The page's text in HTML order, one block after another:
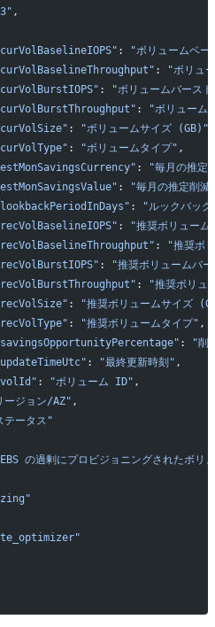
,
:
"ボリュームベ
:
"ボリュ
:
"ボリュームバース
:
"ボリューム
: "ボリュームサイズ (GB)"
: "ボリュームタイプ" ,
:
"毎月の推定
:
"毎月の推定削減
:
"ルックバッ
:
"推奨ボリュー
:
"推奨ボ
:
"推奨ボリュームバ
:
"推奨ボリュ
:
"推奨ボリュームサイズ
: "推奨ボリュームタイプ" ,
:
"削
: "最終更新時刻" ,
: "ボリューム ID" ,
ージョン/AZ" ,
テータス"
の過剰にプロビジョニングされたボリ